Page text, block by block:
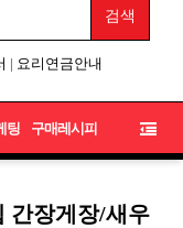
| 요리연금안내
팅 구매레시피
간장게장/새우